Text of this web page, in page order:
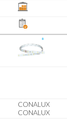
CONALUX
CONALUX